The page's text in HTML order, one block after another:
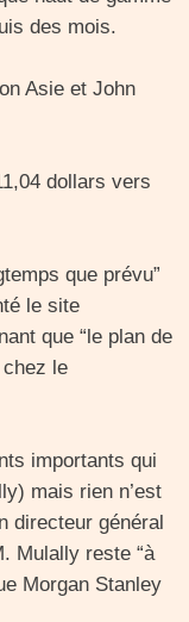
des mois.
Asie et John
dollars vers
que prévu”
le site
que “le plan de
le
importants qui
mais rien n’est
directeur général
Mulally reste “à
Morgan Stanley